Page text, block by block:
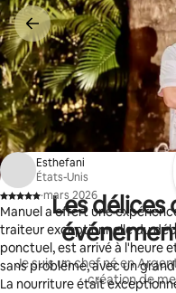
Aller
directement
au
contenu
Les délices
Je suis un chef né en
création de
Esthefani
États-Unis
,
·mars 2026
Manuel a offert une
traiteur exceptionnelle du
ponctuel, est arrivé à l'heure
sans problème, avec un
La nourriture était